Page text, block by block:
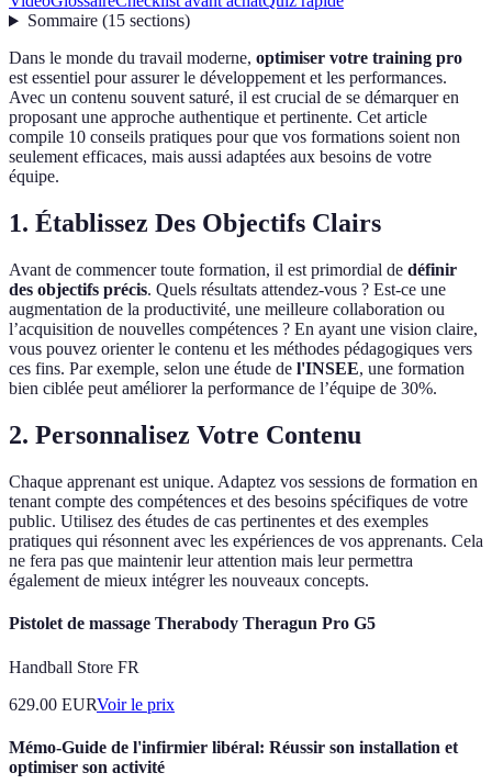
Sommaire(15 sections)
Dans le monde du travail moderne, optimiser votre training pro
est essentiel pour assurer le développement et les performances.
Avec un contenu souvent saturé, il est crucial de se démarquer en
proposant une approche authentique et pertinente. Cet article
compile 10 conseils pratiques pour que vos formations soient non
seulement efficaces, mais aussi adaptées aux besoins de votre
équipe.
1. Établissez Des Objectifs Clairs
Avant de commencer toute formation, il est primordial de définir
des objectifs précis. Quels résultats attendez-vous ? Est-ce une
augmentation de la productivité, une meilleure collaboration ou
l’acquisition de nouvelles compétences ? En ayant une vision claire,
vous pouvez orienter le contenu et les méthodes pédagogiques vers
ces fins. Par exemple, selon une étude de l'INSEE, une formation
bien ciblée peut améliorer la performance de l’équipe de 30%.
2. Personnalisez Votre Contenu
Chaque apprenant est unique. Adaptez vos sessions de formation en
tenant compte des compétences et des besoins spécifiques de votre
public. Utilisez des études de cas pertinentes et des exemples
pratiques qui résonnent avec les expériences de vos apprenants. Cela
ne fera pas que maintenir leur attention mais leur permettra
également de mieux intégrer les nouveaux concepts.
Pistolet de massage Therabody Theragun Pro G5
Handball Store FR
629.00 EURVoir le prix
Mémo-Guide de l'infirmier libéral: Réussir son installation et
optimiser son activité